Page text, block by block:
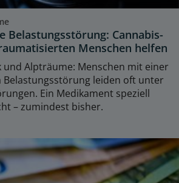
Belastungsstörung: Cannabis-
Menschen helfen
und Alpträume: Menschen mit einer
leiden oft unter
Ein Medikament speziell
– zumindest bisher.